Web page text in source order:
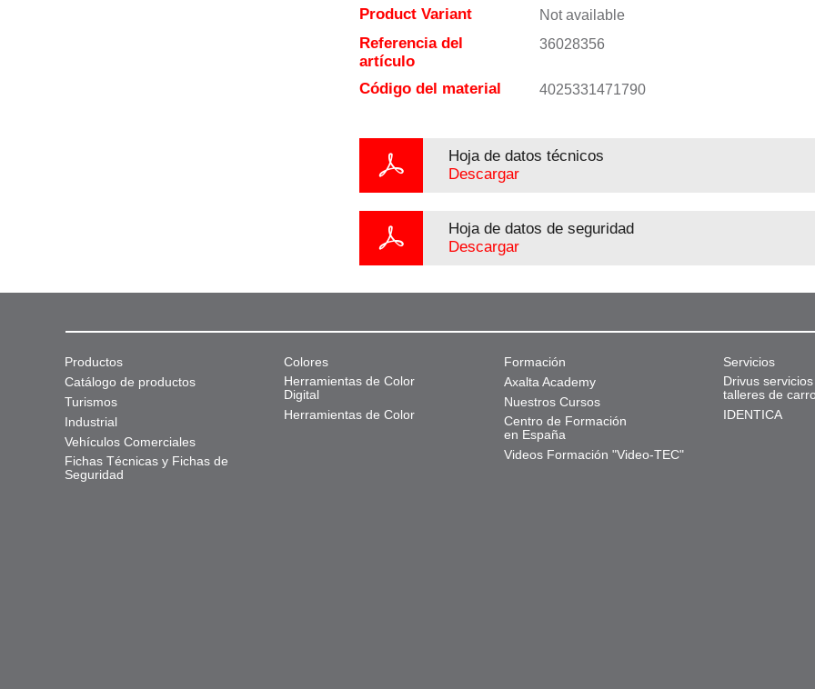
Product Variant Not available
Referencia del
artículo
36028356
Código del material 4025331471790
Hoja de datos técnicos
Descargar
Hoja de datos de seguridad
Descargar
Productos
Catálogo de productos
Turismos
Industrial
Vehículos Comerciales
Fichas Técnicas y Fichas de
Seguridad
Colores
Herramientas de Color
Digital
Herramientas de Color
Formación
Axalta Academy
Nuestros Cursos
Centro de Formación
en España
Videos Formación "Video-TEC"
Servicios
Drivus
talleres de
IDENTICA